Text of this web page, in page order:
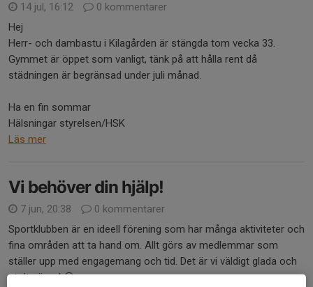
14 jul, 16:12
0 kommentarer
Hej
Herr- och dambastu i Kilagården är stängda tom vecka 33.
Gymmet är öppet som vanligt, tänk på att hålla rent då
städningen är begränsad under juli månad.
Ha en fin sommar
Hälsningar styrelsen/HSK
Läs mer
Vi behöver din hjälp!
7 jun, 20:38
0 kommentarer
Sportklubben är en ideell förening som har många aktiviteter och
fina områden att ta hand om. Allt görs av medlemmar som
ställer upp med engagemang och tid. Det är vi väldigt glada och
stolta över! 😀